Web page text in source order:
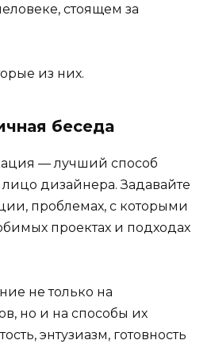
стоящем за
из них.
беседа
— лучший способ
дизайнера. Задавайте
проблемах, с которыми
проектах и подходах
не только на
но и на способы их
энтузиазм, готовность